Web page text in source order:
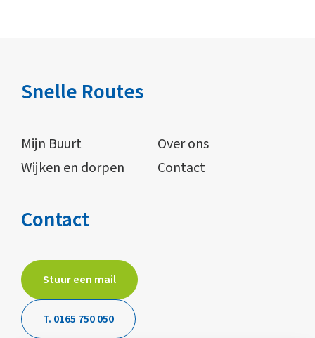
Snelle Routes
Mijn Buurt
Over ons
Wijken en dorpen
Contact
Contact
Stuur een mail
T. 0165 750 050